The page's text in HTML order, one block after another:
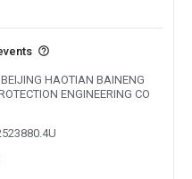
HAOTIAN BAINENG
ENGINEERING CO